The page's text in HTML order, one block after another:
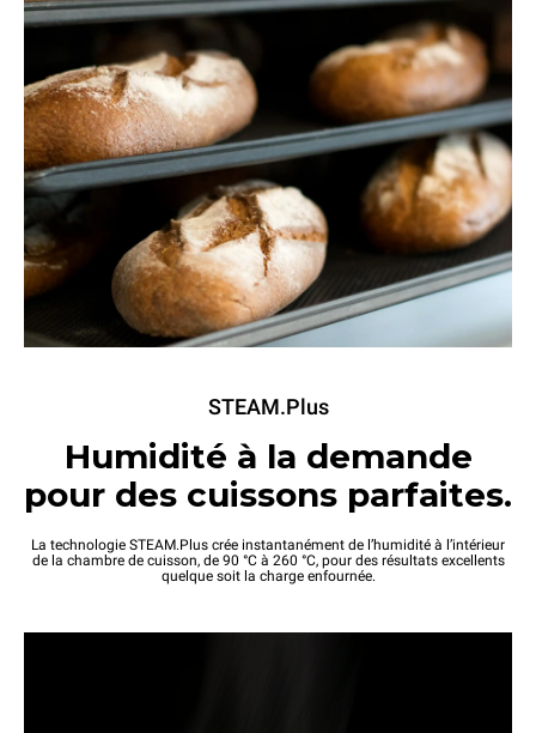
STEAM.Plus
Humidité à la demande
pour des cuissons parfaites.
La technologie STEAM.Plus crée instantanément de l’humidité à l’intérieur
de la chambre de cuisson, de 90 °C à 260 °C, pour des résultats excellents
quelque soit la charge enfournée.